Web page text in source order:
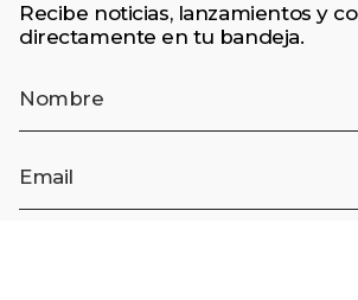
Recibe noticias, lanzamientos y
directamente en tu bandeja.